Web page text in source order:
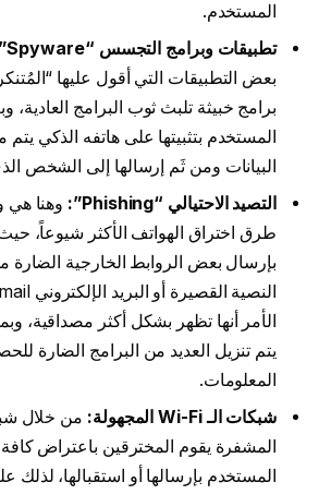
المستخدم.
تطبيقات وبرامج التجسس “Spyware”:
بعض التطبيقات التي أقول عليها
برامج خبيثة تلبث ثوب البرامج العادية،
المستخدم بتثبيتها على هاتفه الذكي
البيانات ومن ثَم إرسالها إلى الشخص
التصيد الاحتيالي “Phishing”:
وهنا هي
طرق اختراق الهواتف الأكثر شيوعاً،
بإرسال بعض الروابط الخارجية الضارة
الأمر أنها تظهر بشكل أكثر مصداقية،
يتم تنزيل العديد من البرامج الضارة
المعلومات.
شبكات الـ Wi-Fi المجهولة:
المشفرة يقوم المخترقين باعتراض كافة
المستخدم بإرسالها أو استقبالها، لذلك